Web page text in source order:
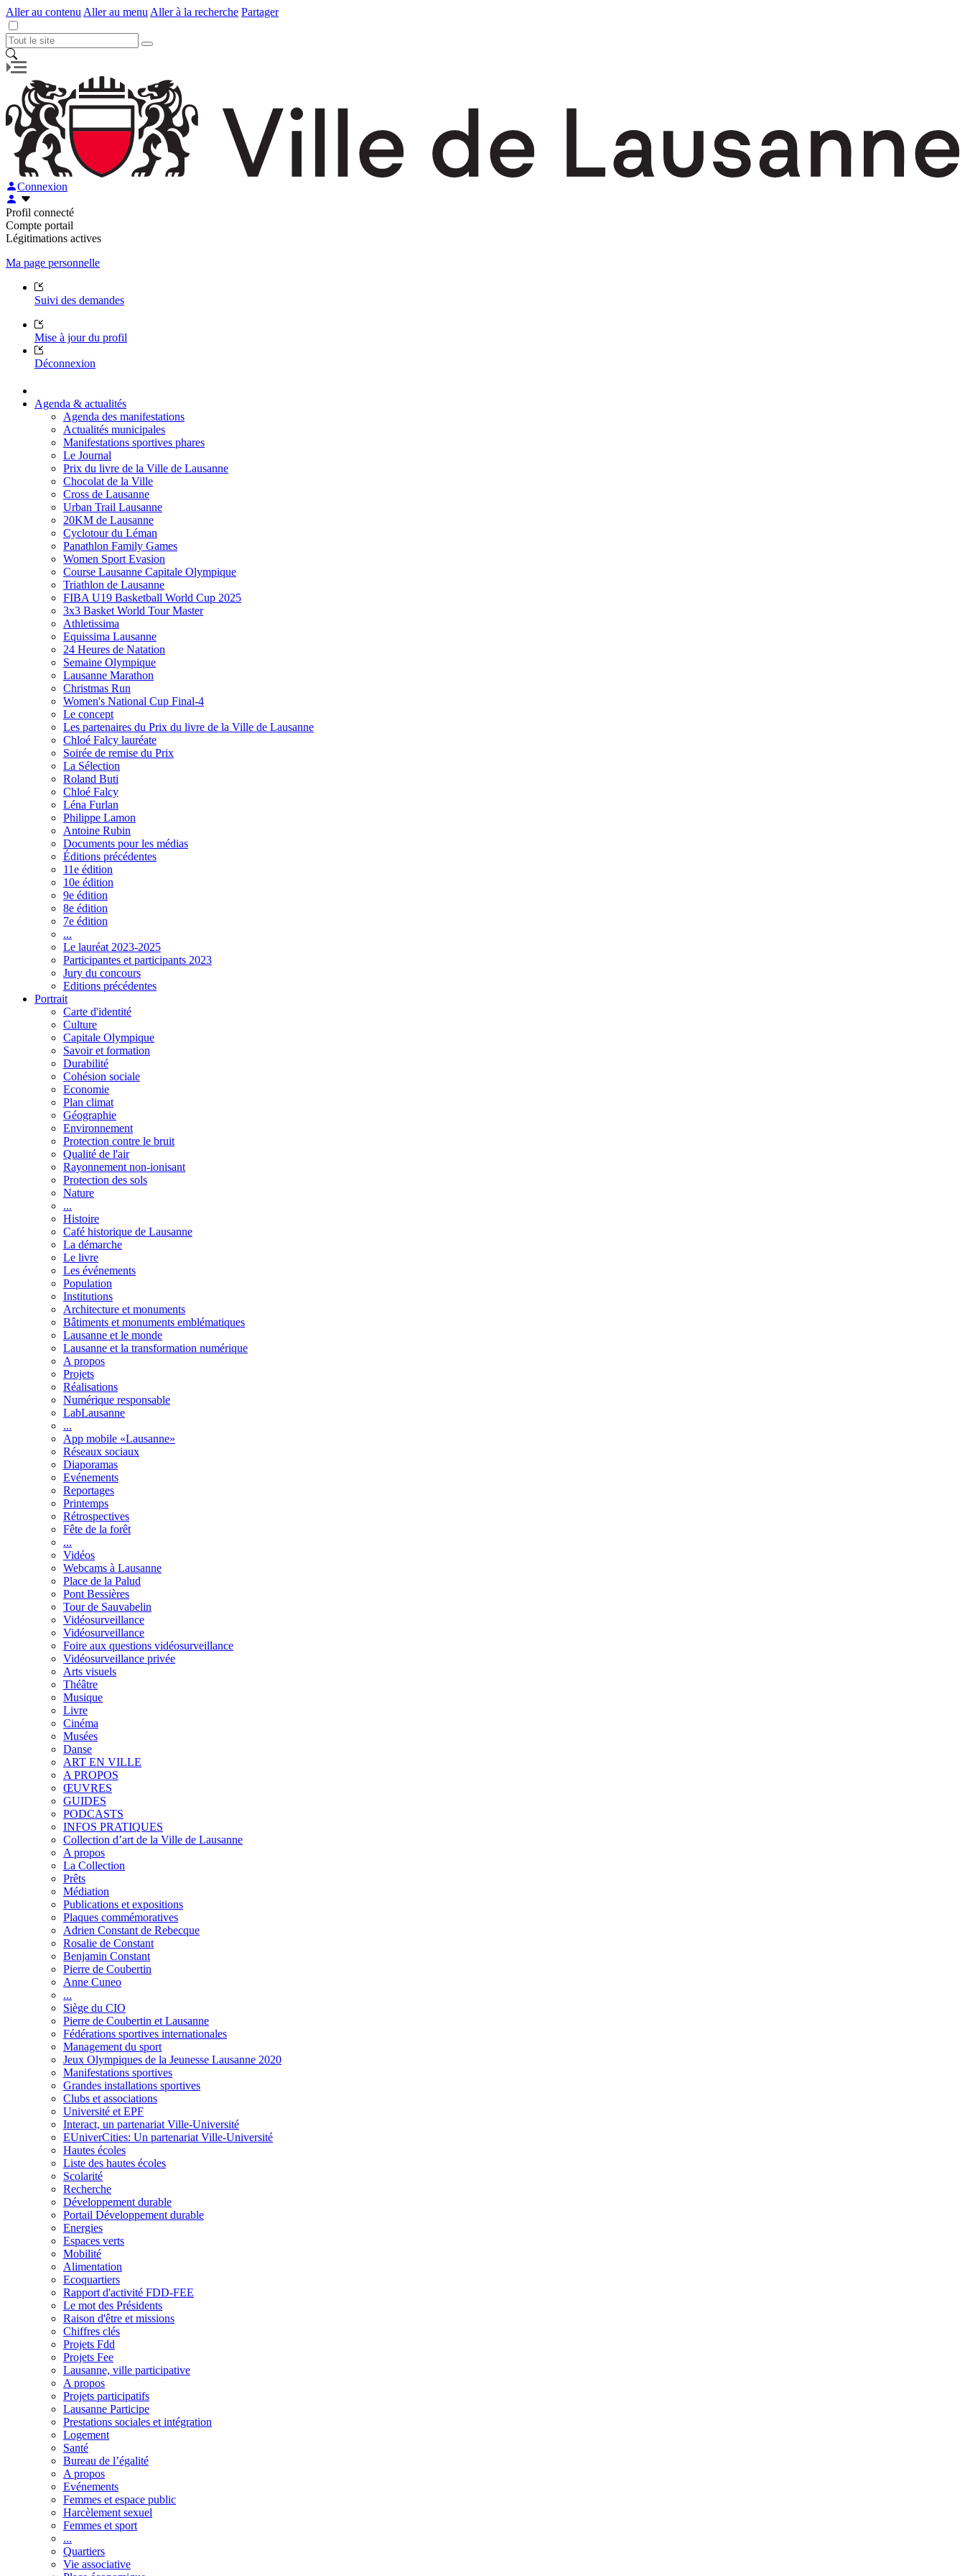
Aller au contenu Aller au menu Aller à la recherche Partager
Connexion
Profil connecté
Compte portail
Légitimations actives
Ma page personnelle
Suivi des demandes
Mise à jour du profil
Déconnexion
Agenda & actualités
Agenda des manifestations
Actualités municipales
Manifestations sportives phares
Le Journal
Prix du livre de la Ville de Lausanne
Chocolat de la Ville
Cross de Lausanne
Urban Trail Lausanne
20KM de Lausanne
Cyclotour du Léman
Panathlon Family Games
Women Sport Evasion
Course Lausanne Capitale Olympique
Triathlon de Lausanne
FIBA U19 Basketball World Cup 2025
3x3 Basket World Tour Master
Athletissima
Equissima Lausanne
24 Heures de Natation
Semaine Olympique
Lausanne Marathon
Christmas Run
Women's National Cup Final-4
Le concept
Les partenaires du Prix du livre de la Ville de Lausanne
Chloé Falcy lauréate
Soirée de remise du Prix
La Sélection
Roland Buti
Chloé Falcy
Léna Furlan
Philippe Lamon
Antoine Rubin
Documents pour les médias
Éditions précédentes
11e édition
10e édition
9e édition
8e édition
7e édition
...
Le lauréat 2023-2025
Participantes et participants 2023
Jury du concours
Editions précédentes
Portrait
Carte d'identité
Culture
Capitale Olympique
Savoir et formation
Durabilité
Cohésion sociale
Economie
Plan climat
Géographie
Environnement
Protection contre le bruit
Qualité de l'air
Rayonnement non-ionisant
Protection des sols
Nature
...
Histoire
Café historique de Lausanne
La démarche
Le livre
Les événements
Population
Institutions
Architecture et monuments
Bâtiments et monuments emblématiques
Lausanne et le monde
Lausanne et la transformation numérique
A propos
Projets
Réalisations
Numérique responsable
LabLausanne
...
App mobile «Lausanne»
Réseaux sociaux
Diaporamas
Evénements
Reportages
Printemps
Rétrospectives
Fête de la forêt
...
Vidéos
Webcams à Lausanne
Place de la Palud
Pont Bessières
Tour de Sauvabelin
Vidéosurveillance
Vidéosurveillance
Foire aux questions vidéosurveillance
Vidéosurveillance privée
Arts visuels
Théâtre
Musique
Livre
Cinéma
Musées
Danse
ART EN VILLE
A PROPOS
ŒUVRES
GUIDES
PODCASTS
INFOS PRATIQUES
Collection d’art de la Ville de Lausanne
A propos
La Collection
Prêts
Médiation
Publications et expositions
Plaques commémoratives
Adrien Constant de Rebecque
Rosalie de Constant
Benjamin Constant
Pierre de Coubertin
Anne Cuneo
...
Siège du CIO
Pierre de Coubertin et Lausanne
Fédérations sportives internationales
Management du sport
Jeux Olympiques de la Jeunesse Lausanne 2020
Manifestations sportives
Grandes installations sportives
Clubs et associations
Université et EPF
Interact, un partenariat Ville-Université
EUniverCities: Un partenariat Ville-Université
Hautes écoles
Liste des hautes écoles
Scolarité
Recherche
Développement durable
Portail Développement durable
Energies
Espaces verts
Mobilité
Alimentation
Ecoquartiers
Rapport d'activité FDD-FEE
Le mot des Présidents
Raison d'être et missions
Chiffres clés
Projets Fdd
Projets Fee
Lausanne, ville participative
A propos
Projets participatifs
Lausanne Participe
Prestations sociales et intégration
Logement
Santé
Bureau de l’égalité
A propos
Evénements
Femmes et espace public
Harcèlement sexuel
Femmes et sport
...
Quartiers
Vie associative